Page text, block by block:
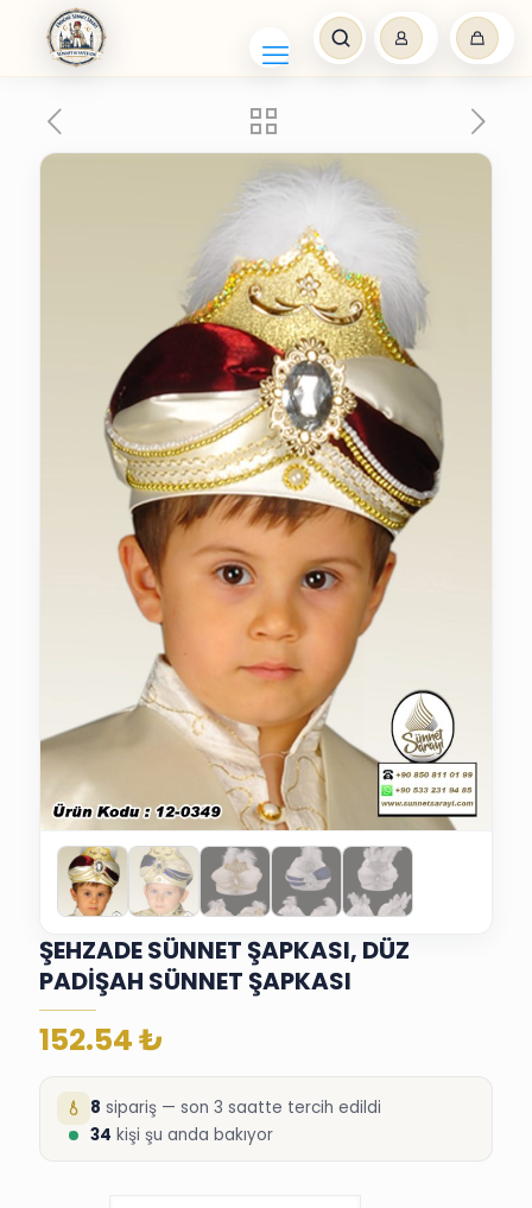
ŞEHZADE SÜNNET ŞAPKASI, DÜZ
PADİŞAH SÜNNET ŞAPKASI
152.54₺
8 sipariş — son 3 saatte tercih edildi
34 kişi şu anda bakıyor